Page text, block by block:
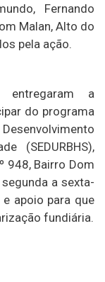
Fernando
Malan, Alto do
pela ação.
a
do programa
(SEDURBHS),
948, Bairro Dom
a sexta-
apoio para que
fundiária.